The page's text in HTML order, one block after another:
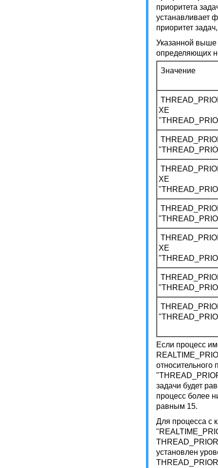
приоритета
устанавливает
приоритет
Указанной выше
определяющих
Значение
XE
XE
XE
Если процесс
задачи будет
процесс более
равным 15.
Для процесса с
установлен